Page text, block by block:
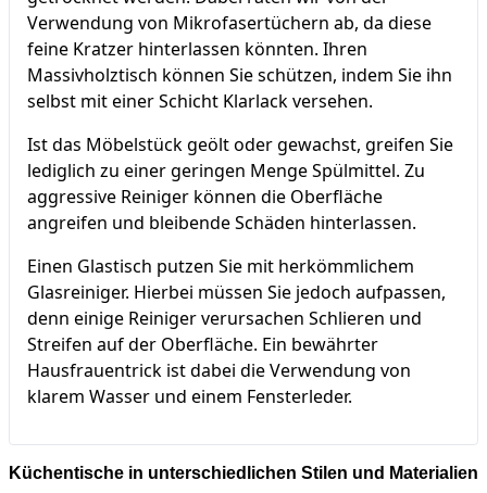
Verwendung von Mikrofasertüchern ab, da diese
feine Kratzer hinterlassen könnten. Ihren
Massivholztisch können Sie schützen, indem Sie ihn
selbst mit einer Schicht Klarlack versehen.
Ist das Möbelstück geölt oder gewachst, greifen Sie
lediglich zu einer geringen Menge Spülmittel. Zu
aggressive Reiniger können die Oberfläche
angreifen und bleibende Schäden hinterlassen.
Einen Glastisch putzen Sie mit herkömmlichem
Glasreiniger. Hierbei müssen Sie jedoch aufpassen,
denn einige Reiniger verursachen Schlieren und
Streifen auf der Oberfläche. Ein bewährter
Hausfrauentrick ist dabei die Verwendung von
klarem Wasser und einem Fensterleder.
Küchentische in unterschiedlichen Stilen und Materialien